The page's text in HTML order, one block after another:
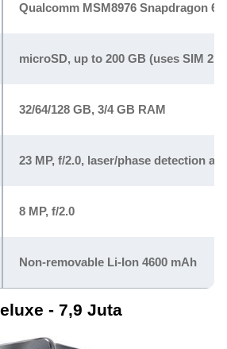
Qualcomm MSM8976 Snapdragon
microSD, up to 200 GB (uses SIM 2
32/64/128 GB, 3/4 GB RAM
23 MP, f/2.0, laser/phase detection
8 MP, f/2.0
Non-removable Li-Ion 4600 mAh
- 7,9 Juta